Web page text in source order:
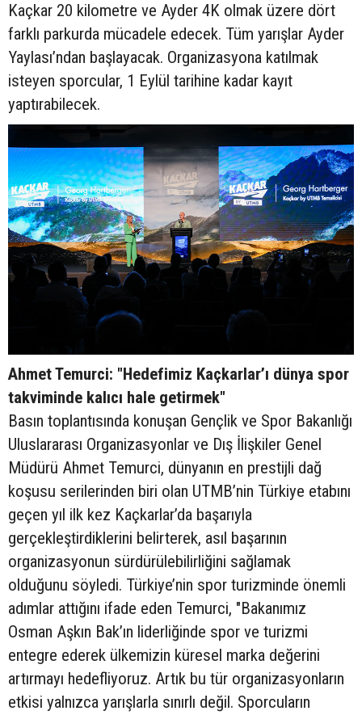
Kaçkar 20 kilometre ve Ayder 4K olmak üzere dört
farklı parkurda mücadele edecek. Tüm yarışlar Ayder
Yaylası’ndan başlayacak. Organizasyona katılmak
isteyen sporcular, 1 Eylül tarihine kadar kayıt
yaptırabilecek.
Ahmet Temurci: "Hedefimiz Kaçkarlar’ı dünya spor
takviminde kalıcı hale getirmek"
Basın toplantısında konuşan Gençlik ve Spor Bakanlığı
Uluslararası Organizasyonlar ve Dış İlişkiler Genel
Müdürü Ahmet Temurci, dünyanın en prestijli dağ
koşusu serilerinden biri olan UTMB’nin Türkiye etabını
geçen yıl ilk kez Kaçkarlar’da başarıyla
gerçekleştirdiklerini belirterek, asıl başarının
organizasyonun sürdürülebilirliğini sağlamak
olduğunu söyledi. Türkiye’nin spor turizminde önemli
adımlar attığını ifade eden Temurci, "Bakanımız
Osman Aşkın Bak’ın liderliğinde spor ve turizmi
entegre ederek ülkemizin küresel marka değerini
artırmayı hedefliyoruz. Artık bu tür organizasyonların
etkisi yalnızca yarışlarla sınırlı değil. Sporcuların